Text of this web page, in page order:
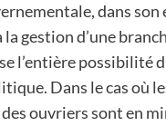
dans son
gestion d’une
l’entière possibilité
Dans le cas où
ouvriers sont en